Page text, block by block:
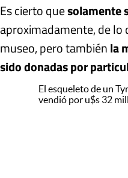
Es cierto quesolamente
aproximadamente, de lo
museo, pero tambiénla
sido donadas por
El esqueleto de un
vendió por u$s 32